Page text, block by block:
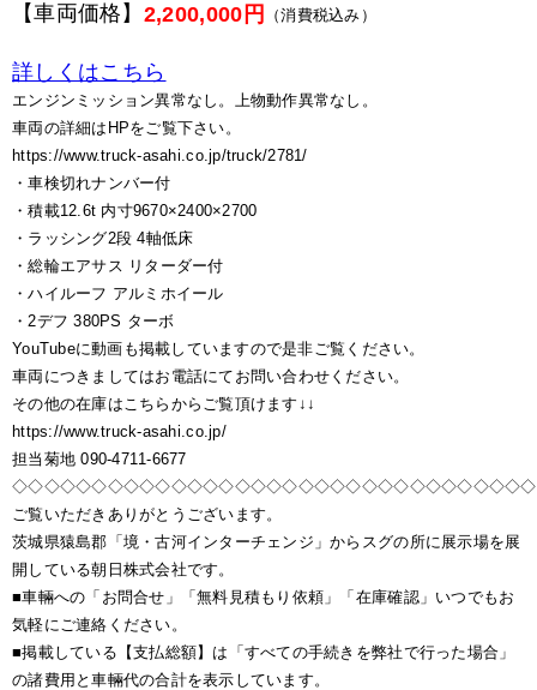
【車両価格】 2,200,000円 （消費税込み）
詳しくはこちら
エンジンミッション異常なし。上物動作異常なし。
車両の詳細はHPをご覧下さい。
https://www.truck-asahi.co.jp/truck/2781/
・車検切れナンバー付
・積載12.6t 内寸9670×2400×2700
・ラッシング2段 4軸低床
・総輪エアサス リターダー付
・ハイルーフ アルミホイール
・2デフ 380PS ターボ
YouTubeに動画も掲載していますので是非ご覧ください。
車両につきましてはお電話にてお問い合わせください。
その他の在庫はこちらからご覧頂けます↓↓
https://www.truck-asahi.co.jp/
担当菊地 090-4711-6677
ご覧いただきありがとうございます。
茨城県猿島郡「境・古河インターチェンジ」からスグの所に展示場を展
開している朝日株式会社です。
■車輛への「お問合せ」「無料見積もり依頼」「在庫確認」いつでもお
気軽にご連絡ください。
■掲載している【支払総額】は「すべての手続きを弊社で行った場合」
の諸費用と車輛代の合計を表示しています。